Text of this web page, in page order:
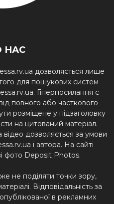
НАС
дозволяється лише
для пошукових систем
Гіперпосилання є
повного або часткового
розміщене у підзаголовку
на цитований матеріал.
дозволяється за умови
і автора. На сайті
фото Deposit Photos.
не поділяти точки зору,
Відповідальність за
опублікованої в рекламних